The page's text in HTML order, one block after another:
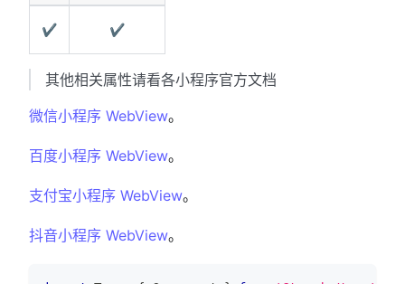
✔ ✔
其他相关属性请看各小程序官方文档
微信小程序 WebView。
百度小程序 WebView。
支付宝小程序 WebView。
抖音小程序 WebView。